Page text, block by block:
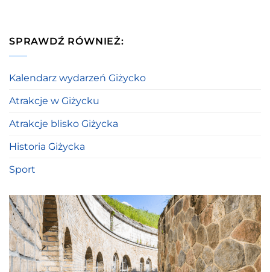
SPRAWDŹ RÓWNIEŻ:
Kalendarz wydarzeń Giżycko
Atrakcje w Giżycku
Atrakcje blisko Giżycka
Historia Giżycka
Sport